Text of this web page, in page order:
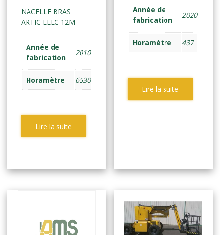
NACELLE BRAS
ARTIC ELEC 12M
Année de
fabrication
2010
Horamètre 6530
Lire la suite
Année de
fabrication
2020
Horamètre 437
Lire la suite